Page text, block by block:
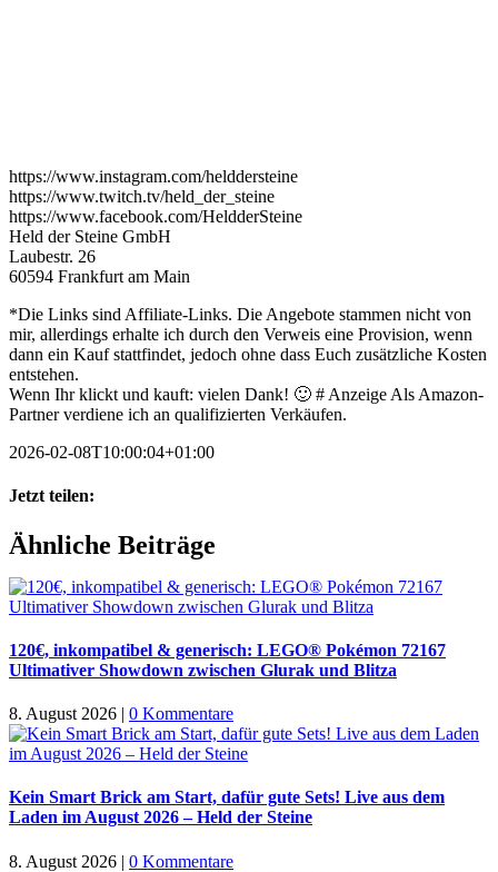
https://www.instagram.com/helddersteine
https://www.twitch.tv/held_der_steine
https://www.facebook.com/HeldderSteine
Held der Steine GmbH
Laubestr. 26
60594 Frankfurt am Main
*Die Links sind Affiliate-Links. Die Angebote stammen nicht von
mir, allerdings erhalte ich durch den Verweis eine Provision, wenn
dann ein Kauf stattfindet, jedoch ohne dass Euch zusätzliche Kosten
entstehen.
Wenn Ihr klickt und kauft: vielen Dank! 🙂 # Anzeige Als Amazon-
Partner verdiene ich an qualifizierten Verkäufen.
2026-02-08T10:00:04+01:00
Jetzt teilen:
Facebook
X
WhatsApp
Pinterest
E-
Mail
Ähnliche Beiträge
120€, inkompatibel & generisch: LEGO® Pokémon 72167
Ultimativer Showdown zwischen Glurak und Blitza
8. August 2026 | 0 Kommentare
Kein Smart Brick am Start, dafür gute Sets! Live aus dem
Laden im August 2026 – Held der Steine
8. August 2026 | 0 Kommentare